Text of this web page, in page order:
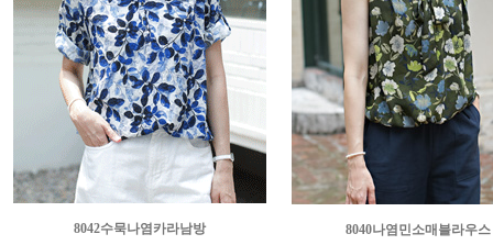
8042수묵나염카라남방
8040나염민소매블라우스